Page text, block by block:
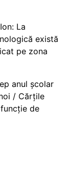
La
există
pe zona
anul școlar
/ Cărțile
de